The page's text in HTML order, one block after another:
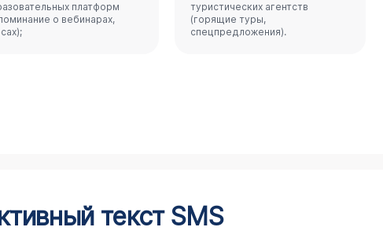
платформ
о вебинарах,
туристических агентств
(горящие туры,
спецпредложения).
текст SMS